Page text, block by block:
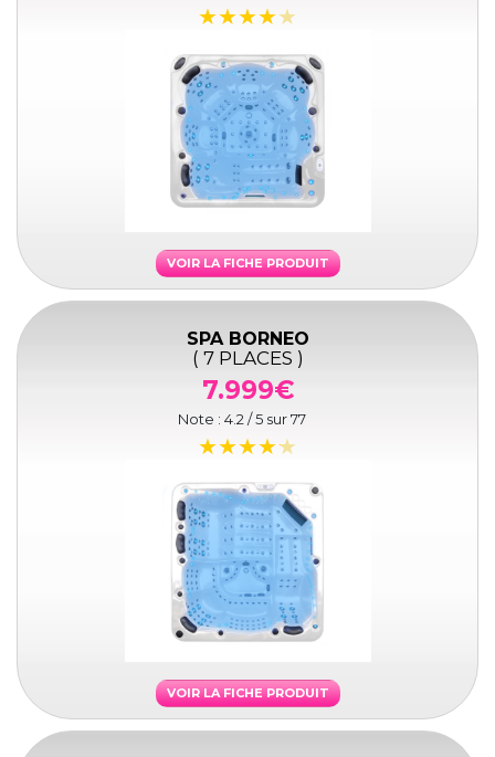
VOIR LA FICHE PRODUIT
SPA BORNEO
( 7 PLACES )
7.999€
Note : 4.2 / 5 sur77
VOIR LA FICHE PRODUIT